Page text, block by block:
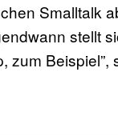
Smalltalk
stellt